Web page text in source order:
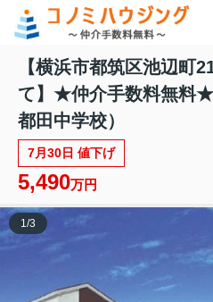
【横浜市都筑区池辺町
て】★仲介手数料無料★
都田中学校）
7月30日 値下げ
5,490万円
1/3